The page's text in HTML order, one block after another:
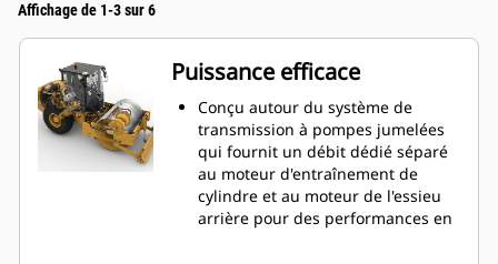
Affichage de 1-3 sur 6
Puissance efficace
Conçu autour du système de
transmission à pompes jumelées
qui fournit un débit dédié séparé
au moteur d'entraînement de
cylindre et au moteur de l'essieu
arrière pour des performances en